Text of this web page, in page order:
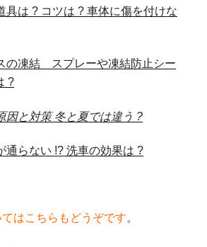
具は ? コツは ? 車体に傷を付けな
の凍結 スプレーや凍結防止シー
?
因と対策 冬と夏では違う ?
通らない !? 洗車の効果は ?
はこちらもどうぞです。